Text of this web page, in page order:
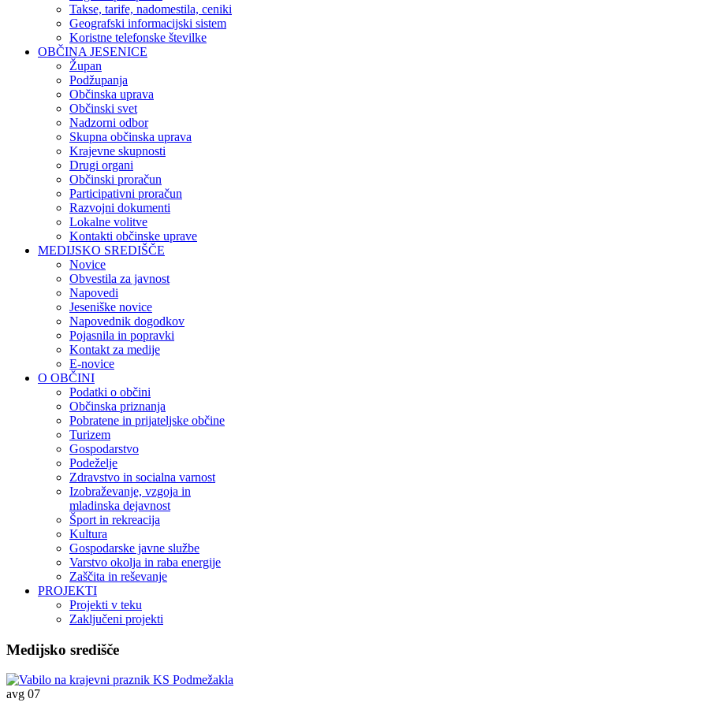
Takse, tarife, nadomestila, ceniki
Geografski informacijski sistem
Koristne telefonske številke
OBČINA JESENICE
Župan
Podžupanja
Občinska uprava
Občinski svet
Nadzorni odbor
Skupna občinska uprava
Krajevne skupnosti
Drugi organi
Občinski proračun
Participativni proračun
Razvojni dokumenti
Lokalne volitve
Kontakti občinske uprave
MEDIJSKO SREDIŠČE
Novice
Obvestila za javnost
Napovedi
Jeseniške novice
Napovednik dogodkov
Pojasnila in popravki
Kontakt za medije
E-novice
O OBČINI
Podatki o občini
Občinska priznanja
Pobratene in prijateljske občine
Turizem
Gospodarstvo
Podeželje
Zdravstvo in socialna varnost
Izobraževanje, vzgoja in
mladinska dejavnost
Šport in rekreacija
Kultura
Gospodarske javne službe
Varstvo okolja in raba energije
Zaščita in reševanje
PROJEKTI
Projekti v teku
Zaključeni projekti
Medijsko središče
avg 07